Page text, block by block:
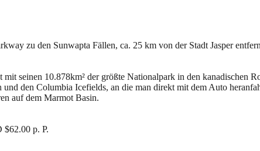
zu den Sunwapta Fällen, ca. 25 km von der Stadt Jasper
seinen 10.878km² der größte Nationalpark in den kanadischen
den Columbia Icefields, an die man direkt mit dem Auto
auf dem Marmot Basin.
p. P.